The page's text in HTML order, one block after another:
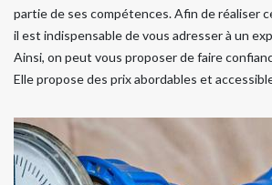
partie de ses compétences. Afin de réaliser
il est indispensable de vous adresser à un
Ainsi, on peut vous proposer de faire
Elle propose des prix abordables et